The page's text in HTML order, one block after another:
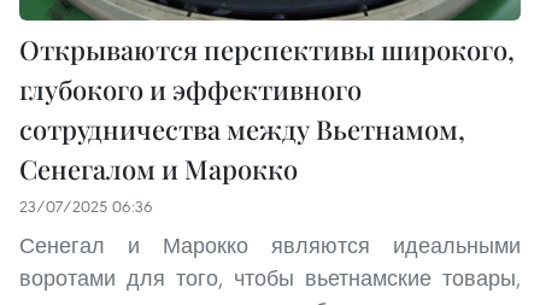
Открываются перспективы широкого,
глубокого и эффективного
сотрудничества между Вьетнамом,
Сенегалом и Марокко
23/07/2025 06:36
Сенегал и Марокко являются идеальными
воротами для того, чтобы вьетнамские товары,